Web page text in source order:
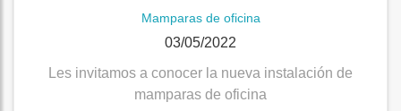
Mamparas de oficina
03/05/2022
Les invitamos a conocer la nueva instalación de
mamparas de oficina